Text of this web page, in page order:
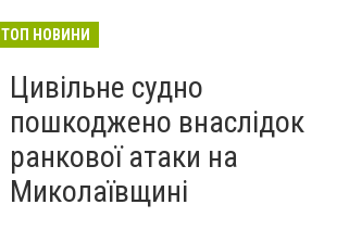
ТОП НОВИНИ
Цивільне судно
пошкоджено внаслідок
ранкової атаки на
Миколаївщині